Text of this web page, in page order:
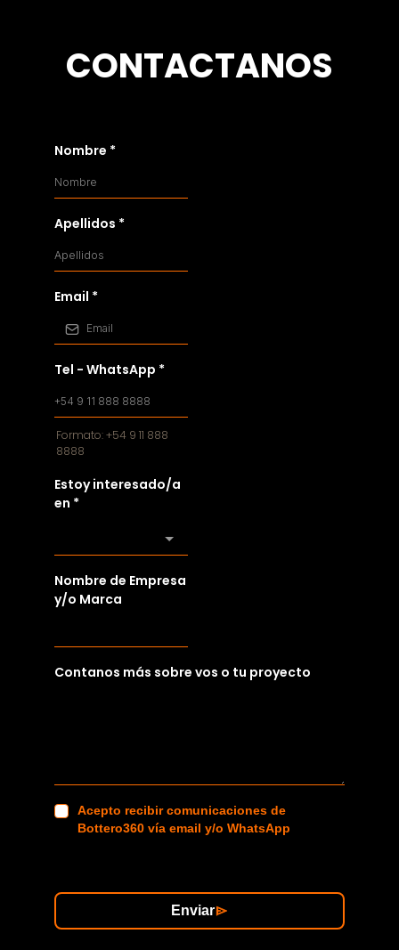
CONTACTANOS
Nombre *
Apellidos *
Email *
Tel - WhatsApp *
Formato: +54 9 11 888
8888
Estoy interesado/a
en *
Nombre de Empresa
y/o Marca
Contanos más sobre vos o tu proyecto
Acepto recibir comunicaciones de
Bottero360 vía email y/o WhatsApp
Enviar